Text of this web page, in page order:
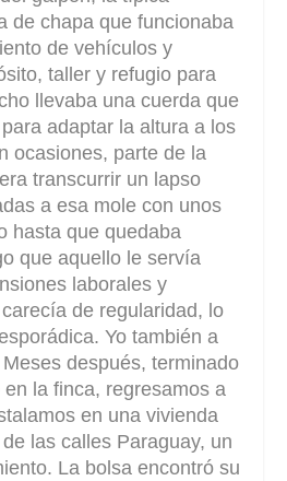
de chapa que funcionaba
de vehículos y
taller y refugio para
llevaba una cuerda que
adaptar la altura a los
ocasiones, parte de la
transcurrir un lapso
a esa mole con unos
hasta que quedaba
que aquello le servía
laborales y
de regularidad, lo
Yo también a
después, terminado
la finca, regresamos a
en una vivienda
las calles Paraguay, un
La bolsa encontró su